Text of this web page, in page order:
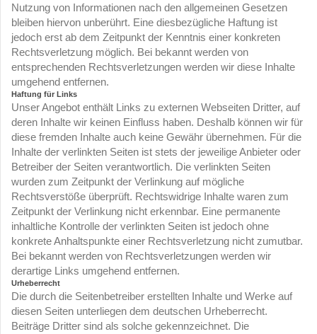
Nutzung von Informationen nach den allgemeinen Gesetzen
bleiben hiervon unberührt. Eine diesbezügliche Haftung ist
jedoch erst ab dem Zeitpunkt der Kenntnis einer konkreten
Rechtsverletzung möglich. Bei bekannt werden von
entsprechenden Rechtsverletzungen werden wir diese Inhalte
umgehend entfernen.
Haftung für Links
Unser Angebot enthält Links zu externen Webseiten Dritter, auf
deren Inhalte wir keinen Einfluss haben. Deshalb können wir für
diese fremden Inhalte auch keine Gewähr übernehmen. Für die
Inhalte der verlinkten Seiten ist stets der jeweilige Anbieter oder
Betreiber der Seiten verantwortlich. Die verlinkten Seiten
wurden zum Zeitpunkt der Verlinkung auf mögliche
Rechtsverstöße überprüft. Rechtswidrige Inhalte waren zum
Zeitpunkt der Verlinkung nicht erkennbar. Eine permanente
inhaltliche Kontrolle der verlinkten Seiten ist jedoch ohne
konkrete Anhaltspunkte einer Rechtsverletzung nicht zumutbar.
Bei bekannt werden von Rechtsverletzungen werden wir
derartige Links umgehend entfernen.
Urheberrecht
Die durch die Seitenbetreiber erstellten Inhalte und Werke auf
diesen Seiten unterliegen dem deutschen Urheberrecht.
Beiträge Dritter sind als solche gekennzeichnet. Die